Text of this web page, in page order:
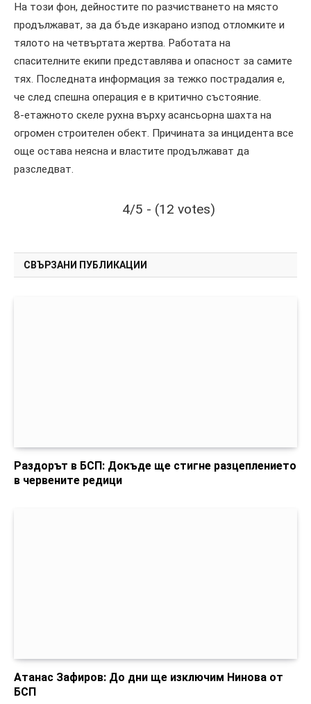
На този фон, дейностите по разчистването на място
продължават, за да бъде изкарано изпод отломките и
тялото на четвъртата жертва. Работата на
спасителните екипи представлява и опасност за самите
тях. Последната информация за тежко пострадалия е,
че след спешна операция е в критично състояние.
8-етажното скеле рухна върху асансьорна шахта на
огромен строителен обект. Причината за инцидента все
още остава неясна и властите продължават да
разследват.
4/5 - (12 votes)
СВЪРЗАНИ ПУБЛИКАЦИИ
Раздорът в БСП: Докъде ще стигне разцеплението
в червените редици
Атанас Зафиров: До дни ще изключим Нинова от
БСП